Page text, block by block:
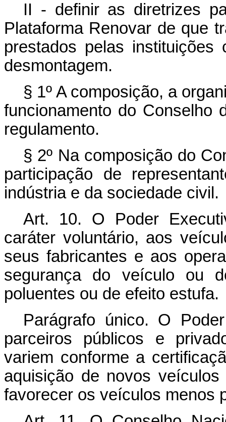
II - definir as diretrizes
Plataforma Renovar de que
prestados pelas
desmontagem.
§ 1º A composição, a
funcionamento do Conselho
regulamento.
§ 2º Na composição do
participação de
indústria e da sociedade civil.
Art. 10.
O Poder
caráter voluntário, aos
seus fabricantes e aos
segurança do veículo ou
poluentes ou de efeito estufa.
Parágrafo único. O
parceiros públicos e
variem conforme a
aquisição de novos
favorecer os veículos menos